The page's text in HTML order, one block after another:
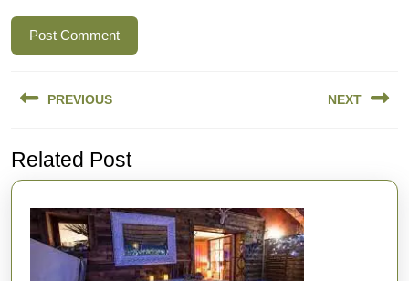
de
PREVIOUS
post:
NEXT
Related Post